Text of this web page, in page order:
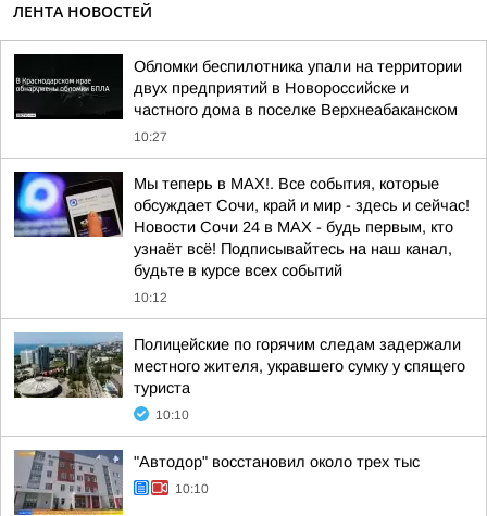
ЛЕНТА НОВОСТЕЙ
Обломки беспилотника упали на территории
двух предприятий в Новороссийске и
частного дома в поселке Верхнеабаканском
10:27
Мы теперь в MAX!. Все события, которые
обсуждает Сочи, край и мир - здесь и сейчас!
Новости Сочи 24 в MAX - будь первым, кто
узнаёт всё! Подписывайтесь на наш канал,
будьте в курсе всех событий
10:12
Полицейские по горячим следам задержали
местного жителя, укравшего сумку у спящего
туриста
10:10
"Автодор" восстановил около трех тыс
10:10